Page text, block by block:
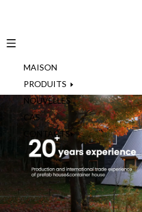
MAISON
PRODUITS
NOUVELLES
CAS
CONTACTS